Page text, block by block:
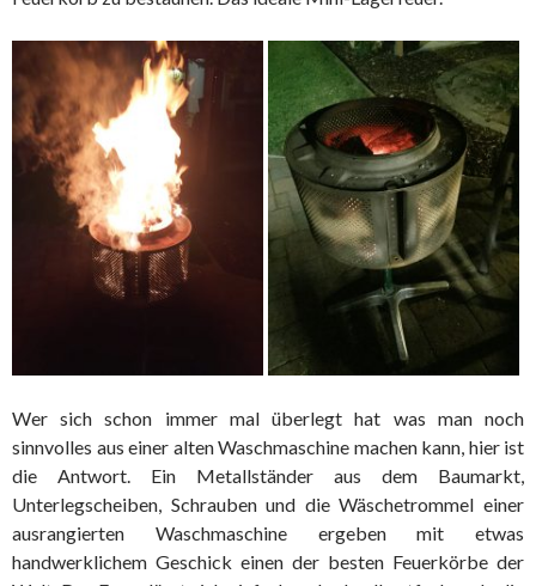
Wer sich schon immer mal überlegt hat was man noch
sinnvolles aus einer alten Waschmaschine machen kann, hier ist
die Antwort. Ein Metallständer aus dem Baumarkt,
Unterlegscheiben, Schrauben und die Wäschetrommel einer
ausrangierten Waschmaschine ergeben mit etwas
handwerklichem Geschick einen der besten Feuerkörbe der